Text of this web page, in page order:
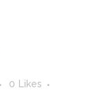
0 Likes